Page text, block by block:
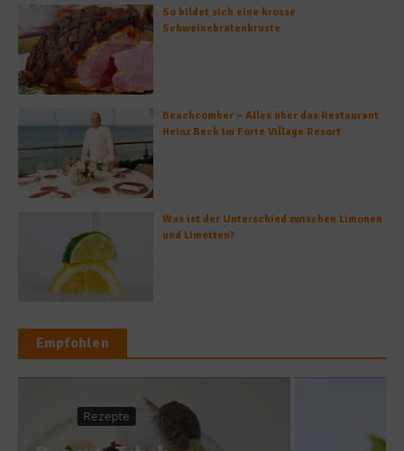
So bildet sich eine krosse
Schweinebratenkruste
Beachcomber – Alles über das Restaurant
Heinz Beck im Forte Village Resort
Was ist der Unterschied zwischen Limonen
und Limetten?
Empfohlen
Getränke